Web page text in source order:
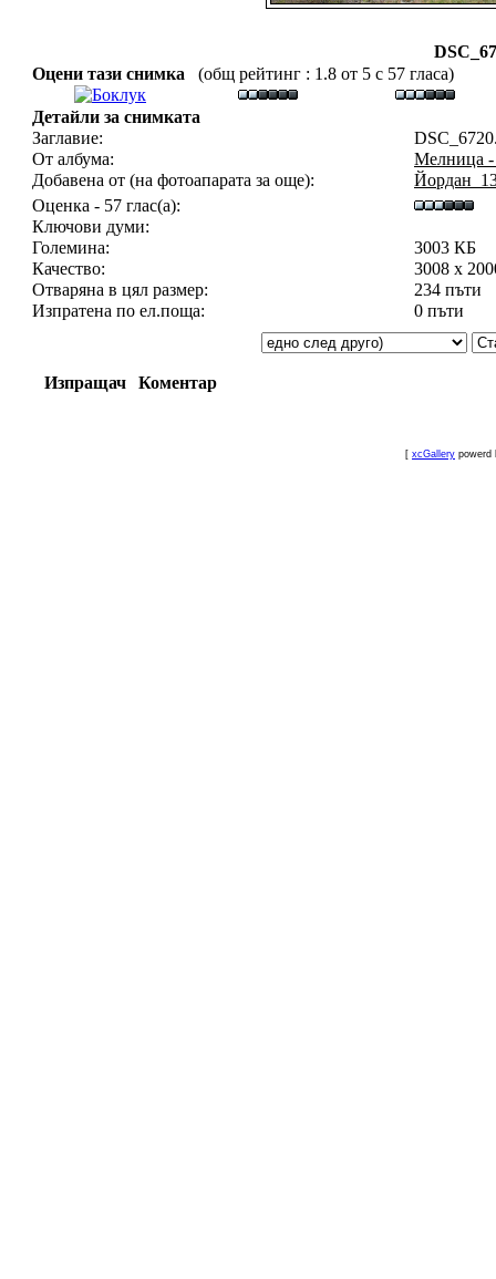
Оцени тази снимка
(общ рейтинг : 1.8 от 5 с 57 гласа)
Детайли за снимката
Заглавие:
От албума:
Мелница -
Добавена от (на фотоапарата за още):
Оценка - 57 глас(а):
Ключови думи:
Големина:
3003 КБ
Качество:
3008 x
Отваряна в цял размер:
234 пъти
Изпратена по ел.поща:
0 пъти
Изпращач Коментар
[ xcGallery